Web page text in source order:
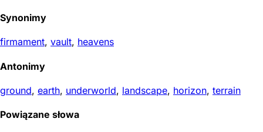
Synonimy
firmament, vault, heavens
Antonimy
ground, earth, underworld, landscape, horizon, terrain
Powiązane słowa